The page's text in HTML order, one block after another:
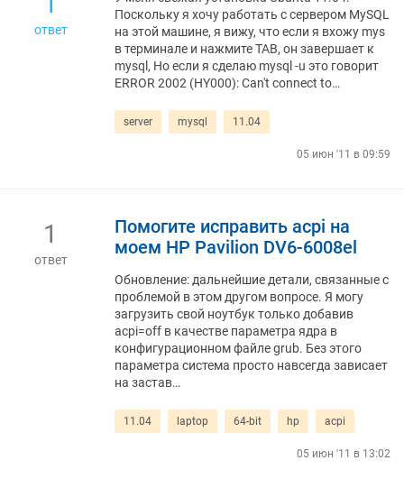
ответ
Поскольку я хочу работать с сервером MySQL
на этой машине, я вижу, что если я вхожу mys
в терминале и нажмите TAB, он завершает к
mysql, Но если я сделаю mysql -u это говорит
ERROR 2002 (HY000): Can't connect to…
server mysql 11.04
05 июн '11 в 09:59
1
ответ
Помогите исправить acpi на
моем HP Pavilion DV6-6008el
Обновление: дальнейшие детали, связанные с
проблемой в этом другом вопросе. Я могу
загрузить свой ноутбук только добавив
acpi=off в качестве параметра ядра в
конфигурационном файле grub. Без этого
параметра система просто навсегда зависает
на застав…
11.04 laptop 64-bit hp acpi
05 июн '11 в 13:02